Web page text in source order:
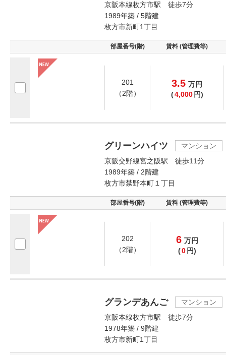
京阪本線枚方市駅 徒歩7分
1989年築 / 5階建
枚方市新町1丁目
部屋番号(階) 賃料 (管理費等)
201
（2階）
3.5 万円
(4,000 円)
グリーンハイツ
マンション
京阪交野線宮之阪駅 徒歩11分
1989年築 / 2階建
枚方市禁野本町１丁目
部屋番号(階) 賃料 (管理費等)
202
（2階）
6 万円
(0 円)
グランデあんご
マンション
京阪本線枚方市駅 徒歩7分
1978年築 / 9階建
枚方市新町1丁目